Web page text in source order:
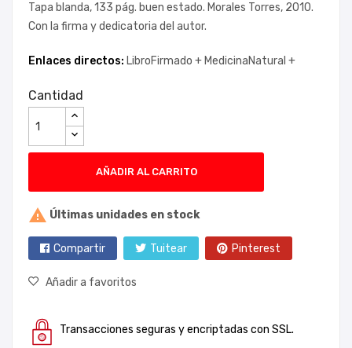
Tapa blanda, 133 pág. buen estado. Morales Torres, 2010.
Con la firma y dedicatoria del autor.
Enlaces directos: LibroFirmado + MedicinaNatural +
Cantidad
AÑADIR AL CARRITO
 Últimas unidades en stock
Compartir Tuitear Pinterest
Añadir a favoritos
Transacciones seguras y encriptadas con SSL.